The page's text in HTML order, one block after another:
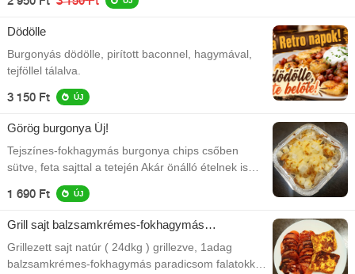
Dödölle
Burgonyás dödölle, pirított baconnel, hagymával,
tejföllel tálalva.
3 150 Ft ÚJ
Görög burgonya Új!
Tejszínes-fokhagymás burgonya chips csőben
sütve, feta sajttal a tetején Akár önálló ételnek is
1 690 Ft ÚJ
Grill sajt balzsamkrémes-fokhagymás
Grillezett sajt natúr ( 24dkg ) grillezve, 1adag
balzsamkrémes-fokhagymás paradicsom falatokkal